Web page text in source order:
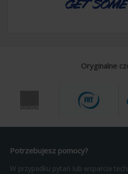
Oryginalne
Potrzebujesz pomocy?
W przypadku pytań lub wsparcia